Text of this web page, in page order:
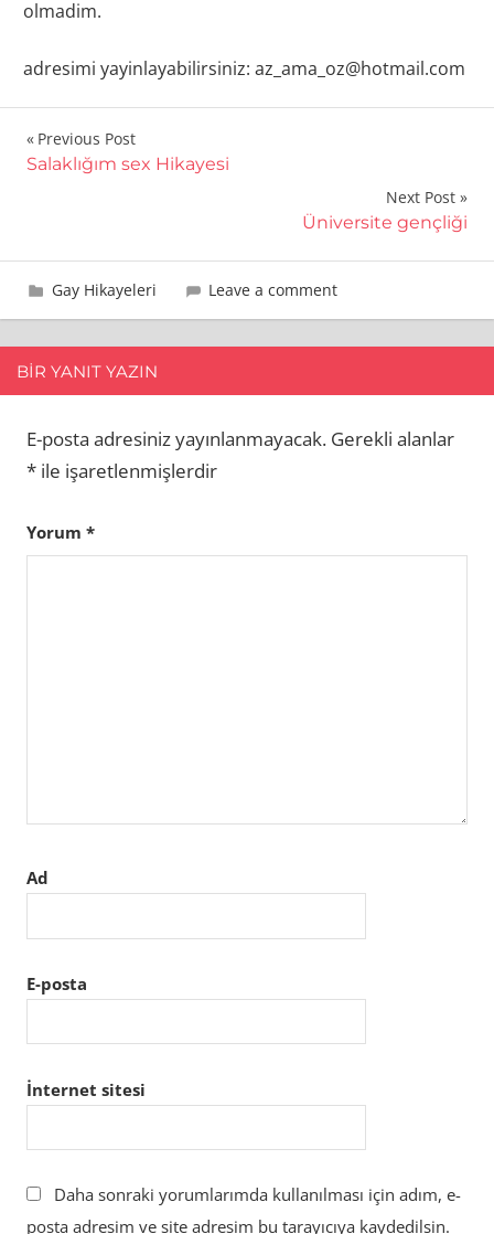
olmadim.
adresimi yayinlayabilirsiniz: az_ama_oz@hotmail.com
Yazı
gezinmesi
Previous Post
Salaklığım sex Hikayesi
Next Post
Üniversite gençliği
18 Eylül 2021
Hasan
Gay Hikayeleri Leave a comment
BIR YANIT YAZIN
E-posta adresiniz yayınlanmayacak. Gerekli alanlar
* ile işaretlenmişlerdir
Yorum *
Ad
E-posta
İnternet sitesi
Daha sonraki yorumlarımda kullanılması için adım, e-
posta adresim ve site adresim bu tarayıcıya kaydedilsin.